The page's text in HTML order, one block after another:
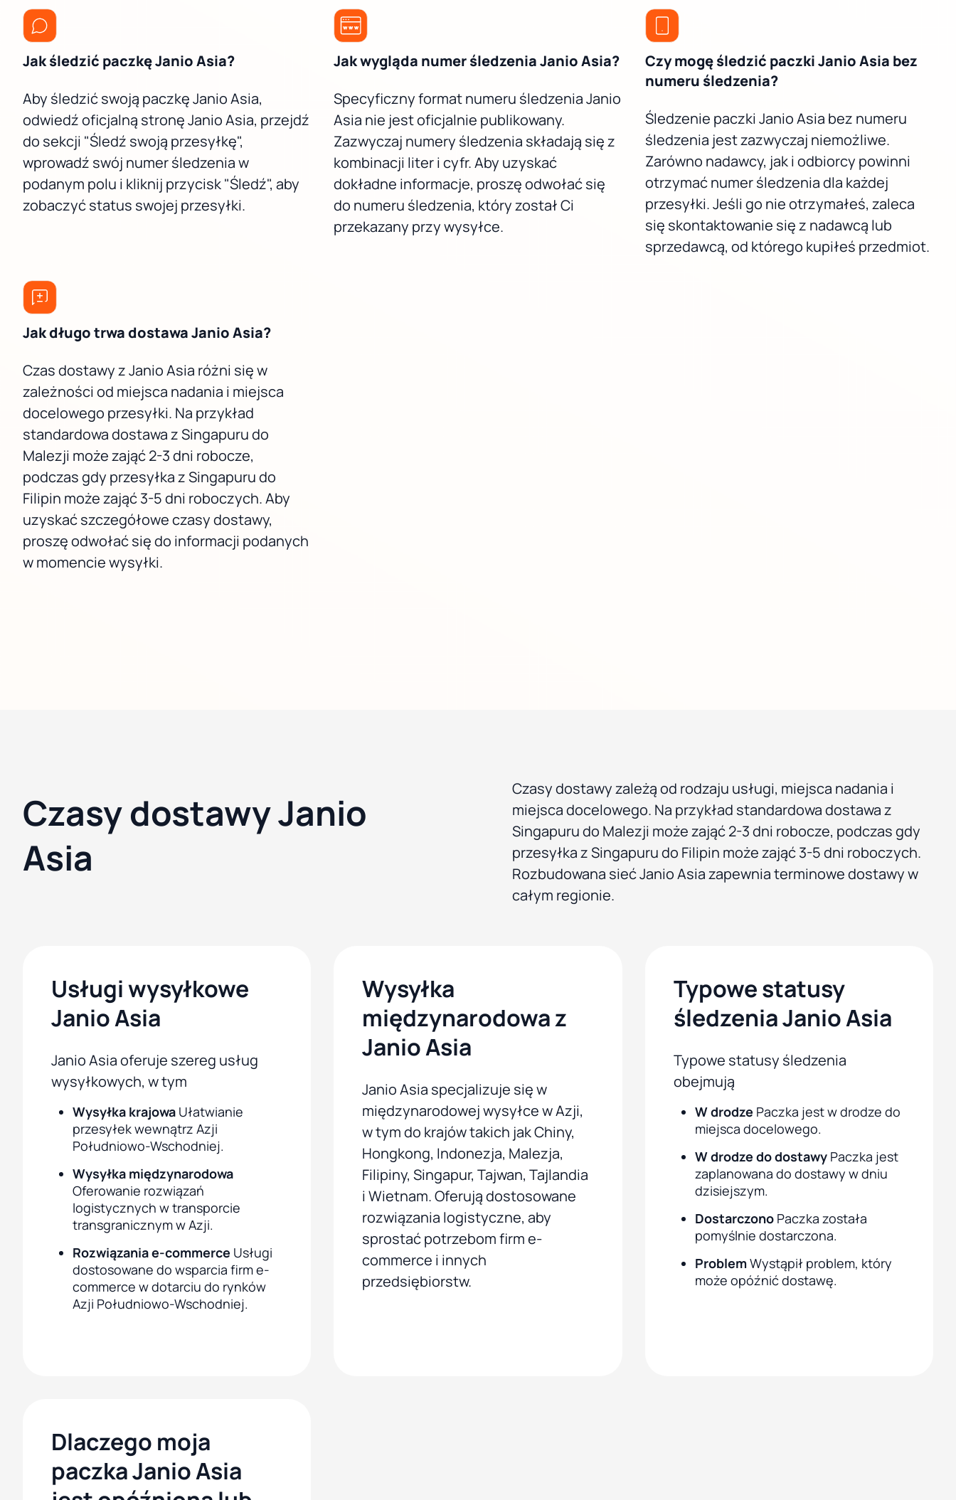
Jak śledzić paczkę Janio Asia?
Aby śledzić swoją paczkę Janio Asia,
odwiedź oficjalną stronę Janio Asia, przejdź
do sekcji "Śledź swoją przesyłkę",
wprowadź swój numer śledzenia w
podanym polu i kliknij przycisk "Śledź", aby
zobaczyć status swojej przesyłki.
Jak wygląda numer śledzenia Janio Asia?
Specyficzny format numeru śledzenia Janio
Asia nie jest oficjalnie publikowany.
Zazwyczaj numery śledzenia składają się z
kombinacji liter i cyfr. Aby uzyskać
dokładne informacje, proszę odwołać się
do numeru śledzenia, który został Ci
przekazany przy wysyłce.
Czy mogę śledzić paczki Janio Asia bez
numeru śledzenia?
Śledzenie paczki Janio Asia bez numeru
śledzenia jest zazwyczaj niemożliwe.
Zarówno nadawcy, jak i odbiorcy powinni
otrzymać numer śledzenia dla każdej
przesyłki. Jeśli go nie otrzymałeś, zaleca
się skontaktowanie się z nadawcą lub
sprzedawcą, od którego kupiłeś przedmiot.
Jak długo trwa dostawa Janio Asia?
Czas dostawy z Janio Asia różni się w
zależności od miejsca nadania i miejsca
docelowego przesyłki. Na przykład
standardowa dostawa z Singapuru do
Malezji może zająć 2-3 dni robocze,
podczas gdy przesyłka z Singapuru do
Filipin może zająć 3-5 dni roboczych. Aby
uzyskać szczegółowe czasy dostawy,
proszę odwołać się do informacji podanych
w momencie wysyłki.
Czasy dostawy Janio
Asia
Czasy dostawy zależą od rodzaju usługi, miejsca nadania i
miejsca docelowego. Na przykład standardowa dostawa z
Singapuru do Malezji może zająć 2-3 dni robocze, podczas gdy
przesyłka z Singapuru do Filipin może zająć 3-5 dni roboczych.
Rozbudowana sieć Janio Asia zapewnia terminowe dostawy w
całym regionie.
Usługi wysyłkowe
Janio Asia
Janio Asia oferuje szereg usług
wysyłkowych, w tym
Wysyłka krajowa Ułatwianie
przesyłek wewnątrz Azji
Południowo-Wschodniej.
Wysyłka międzynarodowa
Oferowanie rozwiązań
logistycznych w transporcie
transgranicznym w Azji.
Rozwiązania e-commerce Usługi
dostosowane do wsparcia firm e-
commerce w dotarciu do rynków
Azji Południowo-Wschodniej.
Wysyłka
międzynarodowa z
Janio Asia
Janio Asia specjalizuje się w
międzynarodowej wysyłce w Azji,
w tym do krajów takich jak Chiny,
Hongkong, Indonezja, Malezja,
Filipiny, Singapur, Tajwan, Tajlandia
i Wietnam. Oferują dostosowane
rozwiązania logistyczne, aby
sprostać potrzebom firm e-
commerce i innych
przedsiębiorstw.
Typowe statusy
śledzenia Janio Asia
Typowe statusy śledzenia
obejmują
W drodze Paczka jest w drodze do
miejsca docelowego.
W drodze do dostawyPaczka jest
zaplanowana do dostawy w dniu
dzisiejszym.
DostarczonoPaczka została
pomyślnie dostarczona.
ProblemWystąpił problem, który
może opóźnić dostawę.
Dlaczego moja
paczka Janio Asia